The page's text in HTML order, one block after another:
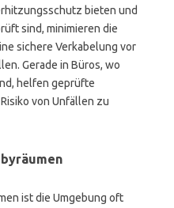
bieten und
sind, minimieren die
sichere Verkabelung vor
Gerade in Büros, wo
helfen geprüfte
von Unfällen zu
ist die Umgebung oft